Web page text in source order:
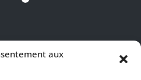
aux